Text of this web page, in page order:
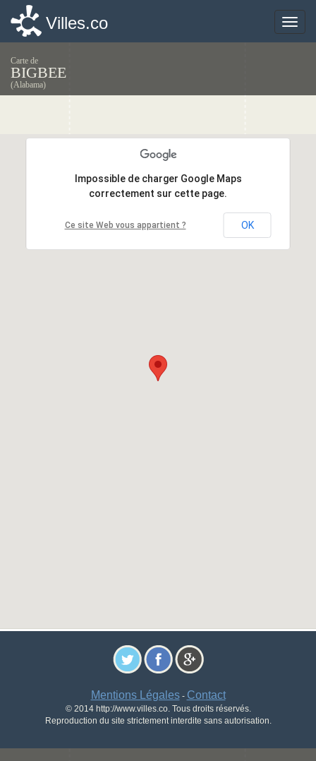
Toggle
Villes.co
Carte de
BIGBEE
(Alabama)
Impossible de charger Google Maps
correctement sur cette page.
Ce site Web vous appartient ? OK
Impossible de charger Google Maps
correctement sur cette page.
Ce site Web vous appartient ? OK
Mentions Légales- Contact
© 2014 http://www.villes.co. Tous droits réservés.
Reproduction du site strictement interdite sans autorisation.
Toggle
Villes.co